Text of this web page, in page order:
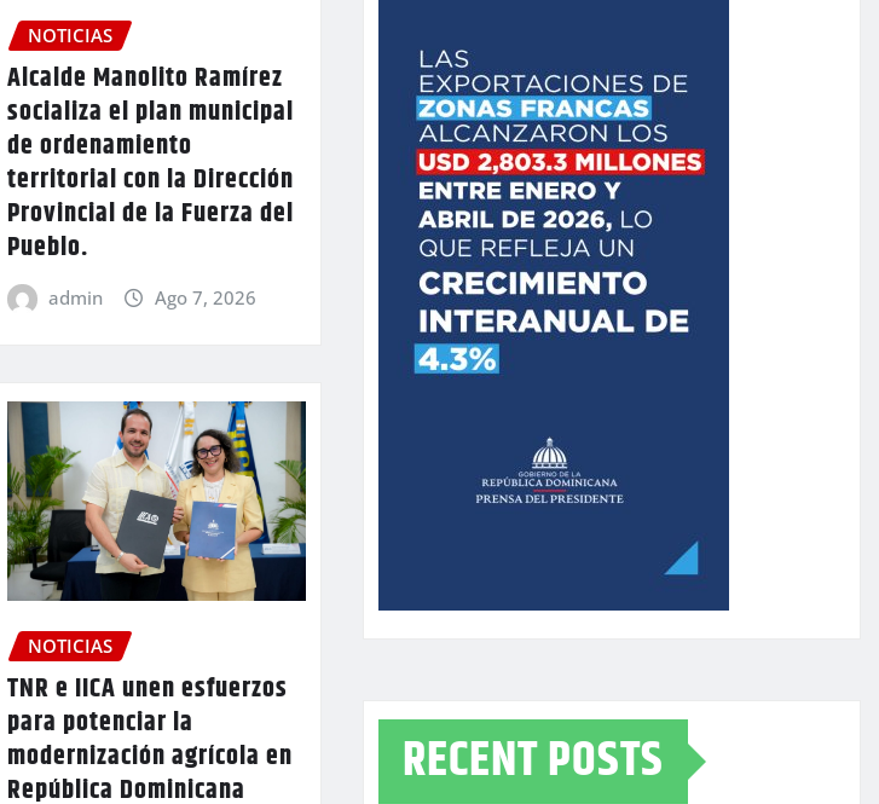
NOTICIAS
Alcalde Manolito Ramírez
socializa el plan municipal
de ordenamiento
territorial con la Dirección
Provincial de la Fuerza del
Pueblo.
admin Ago 7, 2026
NOTICIAS
TNR e IICA unen esfuerzos
para potenciar la
modernización agrícola en
República Dominicana
RECENT POSTS